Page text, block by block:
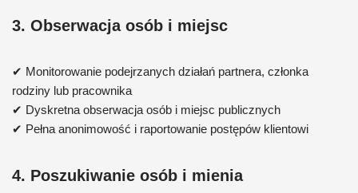
3. Obserwacja osób i miejsc
✔ Monitorowanie podejrzanych działań partnera, członka
rodziny lub pracownika
✔ Dyskretna obserwacja osób i miejsc publicznych
✔ Pełna anonimowość i raportowanie postępów klientowi
4. Poszukiwanie osób i mienia